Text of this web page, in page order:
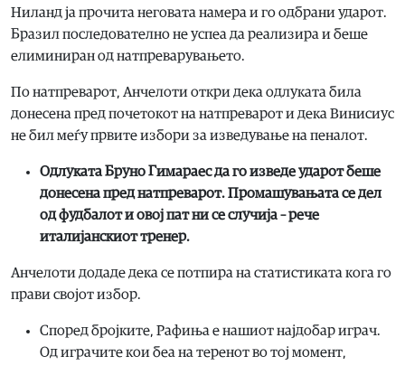
Ниланд ја прочита неговата намера и го одбрани ударот.
Бразил последователно не успеа да реализира и беше
елиминиран од натпреварувањето.
По натпреварот, Анчелоти откри дека одлуката била
донесена пред почетокот на натпреварот и дека Винисиус
не бил меѓу првите избори за изведување на пеналот.
Одлуката Бруно Гимараес да го изведе ударот бeше
донесена пред натпреварот. Промашувањата се дел
од фудбалот и овој пат ни се случија – рече
италијанскиот тренер.
Анчелоти додаде дека се потпира на статистиката кога го
прави својот избор.
Според бројките, Рафиња е нашиот најдобар играч.
Од играчите кои беа на теренот во тој момент,